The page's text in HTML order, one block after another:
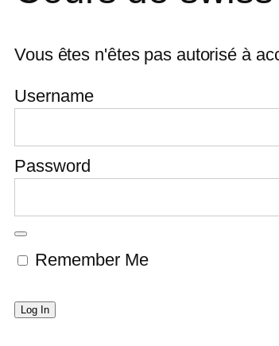
Vous êtes n'êtes pas autorisé à
Username
Password
Remember Me